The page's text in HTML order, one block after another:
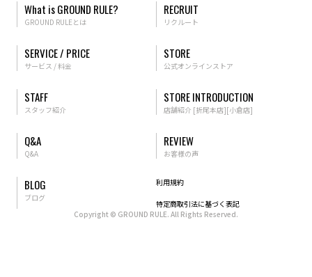
What is GROUND RULE?
GROUND RULEとは
SERVICE / PRICE
サービス / 料金
STAFF
スタッフ紹介
Q&A
Q&A
BLOG
ブログ
RECRUIT
リクルート
STORE
公式オンラインストア
STORE INTRODUCTION
店舗紹介 [折尾本店][小倉店]
REVIEW
お客様の声
利用規約
特定商取引法に基づく表記
Copyright © GROUND RULE. All Rights Reserved.